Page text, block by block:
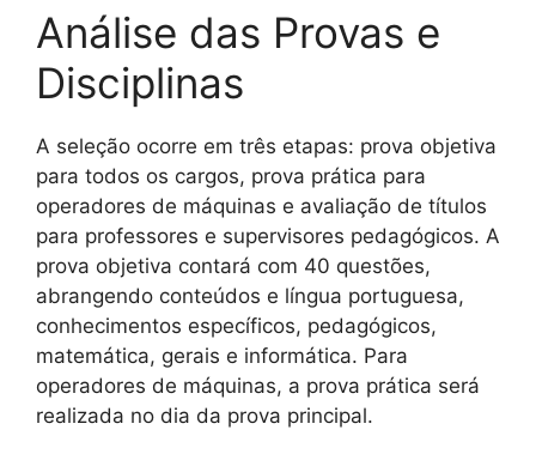
Análise das Provas e
Disciplinas
A seleção ocorre em três etapas: prova objetiva
para todos os cargos, prova prática para
operadores de máquinas e avaliação de títulos
para professores e supervisores pedagógicos. A
prova objetiva contará com 40 questões,
abrangendo conteúdos e língua portuguesa,
conhecimentos específicos, pedagógicos,
matemática, gerais e informática. Para
operadores de máquinas, a prova prática será
realizada no dia da prova principal.